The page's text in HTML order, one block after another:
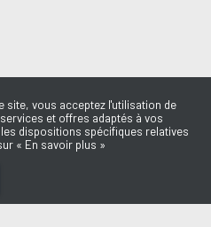
site, vous acceptez l'utilisation de
et offres adaptés à vos
dispositions spécifiques relatives
« En savoir plus »